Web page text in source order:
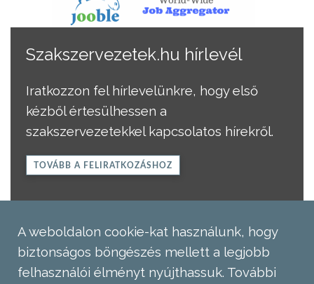
Szakszervezetek.hu hírlevél
Iratkozzon fel hírlevelünkre, hogy első
kézből értesülhessen a
szakszervezetekkel kapcsolatos hírekről.
TOVÁBB A FELIRATKOZÁSHOZ
A weboldalon cookie-kat használunk, hogy
biztonságos böngészés mellett a legjobb
felhasználói élményt nyújthassuk. További